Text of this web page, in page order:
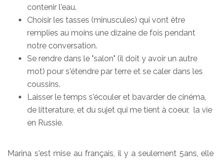
contenir l'eau.
Choisir les tasses (minuscules) qui vont être
remplies au moins une dizaine de fois pendant
notre conversation.
Se rendre dans le "salon" (il doit y avoir un autre
mot) pour s'étendre par terre et se caler dans les
coussins.
Laisser le temps s'écouler et bavarder de cinéma,
de litterature, et du sujet qui me tient à coeur, la vie
en Russie.
Marina s'est mise au français, il y a seulement 5ans, elle